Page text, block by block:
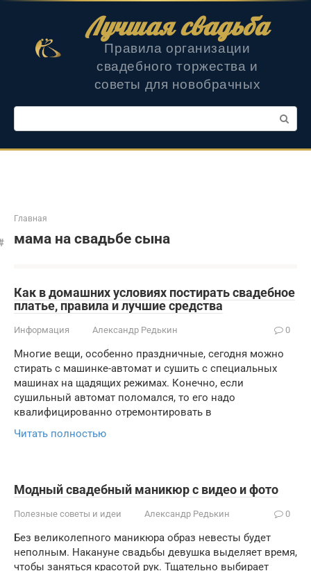
Лучшая свадьба
Правила организации
свадебного торжества и
советы для новобрачных
Поиск:
Главная
мама на свадьбе сына
Как в домашних условиях постирать свадебное
платье, правила и лучшие средства
Информация Александр Редькин 0
Многие вещи, особенно праздничные, сегодня можно
стирать с машинке-автомат и сушить с специальных
машинах на щадящих режимах. Конечно, если
сушильный автомат поломался, то его надо
квалифицированно отремонтировать в
Читать полностью
Модный свадебный маникюр с видео и фото
Полезные советы и идеи Александр Редькин 0
Без великолепного маникюра образ невесты будет
неполным. Накануне свадьбы девушка выделяет время,
чтобы заняться красотой рук. Тщательно выбирает